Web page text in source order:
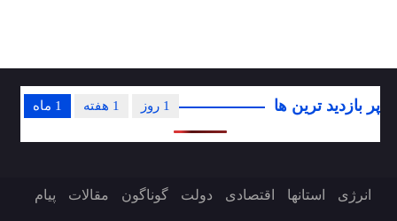
پر بازدید ترین ها 1 ماه 1 هفته 1 روز
انرژی استانها اقتصادی دولت گوناگون مقالات پیام